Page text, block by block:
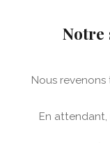
Notre
Nous
En